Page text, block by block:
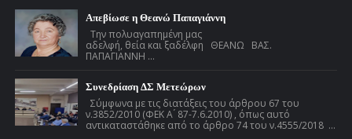
Απεβίωσε η Θεανώ Παπαγιάννη
Την πολυαγαπημένη μας
αδελφή, θεία και ξαδέλφη ΘΕΑΝΩ ΒΑΣ.
ΠΑΠΑΓΙΑΝΝΗ ...
Συνεδρίαση ΔΣ Μετεώρων
Σύμφωνα με τις διατάξεις του άρθρου 67 του
ν.3852/2010 (ΦΕΚ Α ́ 87-7.6.2010) , όπως αυτό
αντικαταστάθηκε από το άρθρο 74 του ν.4555/2018 ...